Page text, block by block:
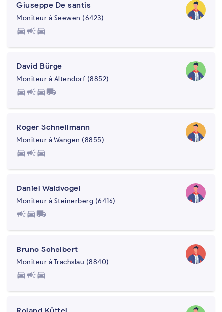
Giuseppe De santis
Moniteur à Seewen (6423)
directions_carcampaigndirections_car
David Bürge
Moniteur à Altendorf (8852)
directions_carcampaigndirections_carlocal_shipping
Roger Schnellmann
Moniteur à Wangen (8855)
directions_carcampaigndirections_car
Daniel Waldvogel
Moniteur à Steinerberg (6416)
campaigndirections_carlocal_shipping
Bruno Schelbert
Moniteur à Trachslau (8840)
directions_carcampaigndirections_car